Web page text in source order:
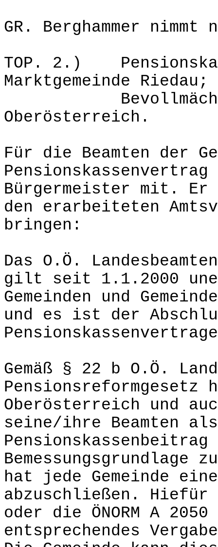
GR. Berghammer
TOP. 2.)
Marktgemeinde Riedau;
Oberösterreich.
Für die Beamten der
Bürgermeister mit. Er
den erarbeiteten
bringen:
Das O.Ö.
gilt seit 1.1.2000
Gemeinden und
und es ist der
Gemäß § 22 b O.Ö.
Pensionsreformgesetz
Oberösterreich und
seine/ihre Beamten
Bemessungsgrundlage
hat jede Gemeinde
abzuschließen. Hiefür
oder die ÖNORM A
entsprechendes